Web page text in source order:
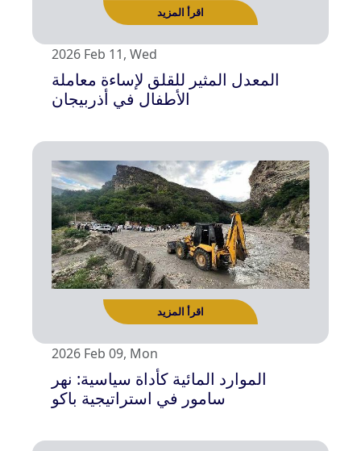
اقرأ المزيد
2026 Feb 11, Wed
المعدل المثير للقلق لإساءة معاملة
الأطفال في أذربيجان
2026 Feb 09, Mon
الموارد المائية كأداة سياسية: نهر
سامور في استراتيجية باكو